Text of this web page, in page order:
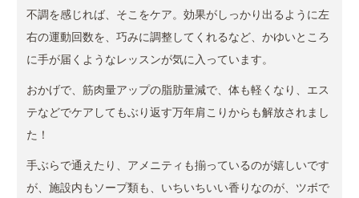
不調を感じれば、そこをケア。効果がしっかり出るように左
右の運動回数を、巧みに調整してくれるなど、かゆいところ
に手が届くようなレッスンが気に入っています。
おかげで、筋肉量アップの脂肪量減で、体も軽くなり、エス
テなどでケアしてもぶり返す万年肩こりからも解放されまし
た！
手ぶらで通えたり、アメニティも揃っているのが嬉しいです
が、施設内もソープ類も、いちいちいい香りなのが、ツボで